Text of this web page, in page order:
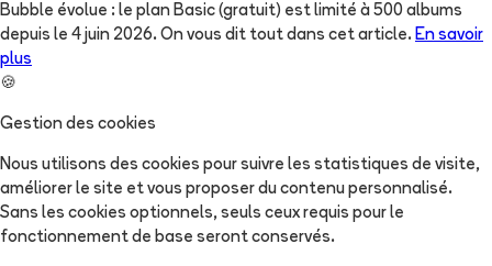
Bubble évolue : le plan Basic (gratuit) est limité à 500 albums
depuis le 4 juin 2026. On vous dit tout dans cet article. En savoir
plus
🍪
Gestion des cookies
Nous utilisons des cookies pour suivre les statistiques de visite,
améliorer le site et vous proposer du contenu personnalisé.
Sans les cookies optionnels, seuls ceux requis pour le
fonctionnement de base seront conservés.